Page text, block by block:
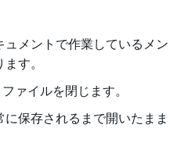
ュメントで作業しているメン
す。
ァイルを閉じます。
に保存されるまで開いたまま